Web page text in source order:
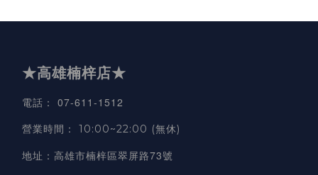
★高雄楠梓店★
電話 ： 07-611-1512
營業時間 ： 10:00~22:00 (無休)
地址 ： 高雄市楠梓區翠屏路73號